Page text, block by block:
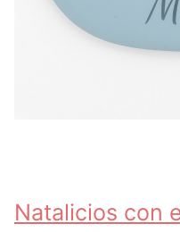
Natalicios con